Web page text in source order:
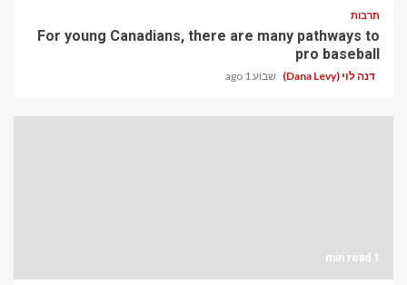
תרבות
For young Canadians, there are many pathways to
pro baseball
דנה לוי (Dana Levy) שבוע 1 ago
1 min read